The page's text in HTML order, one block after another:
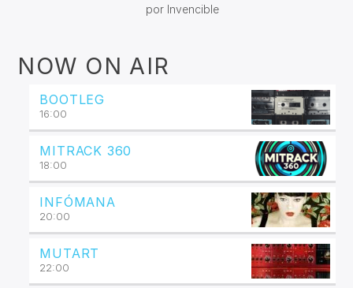
por Invencible
NOW ON AIR
BOOTLEG
16:00
MITRACK 360
18:00
INFÓMANA
20:00
MUTART
22:00